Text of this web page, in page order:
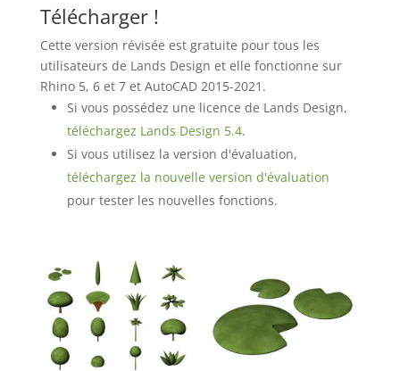
Télécharger !
Cette version révisée est gratuite pour tous les
utilisateurs de Lands Design et elle fonctionne sur
Rhino 5, 6 et 7 et AutoCAD 2015-2021.
Si vous possédez une licence de Lands Design,
téléchargez Lands Design 5.4.
Si vous utilisez la version d'évaluation,
téléchargez la nouvelle version d'évaluation
pour tester les nouvelles fonctions.